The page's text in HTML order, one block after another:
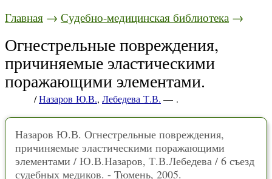
Главная → Судебно-медицинская библиотека →
Огнестрельные повреждения,
причиняемые эластическими
поражающими элементами.
/Назаров Ю.В., Лебедева Т.В. — .
Назаров Ю.В. Огнестрельные повреждения,
причиняемые эластическими поражающими
элементами / Ю.В.Назаров, Т.В.Лебедева / 6 съезд
судебных медиков. - Тюмень, 2005.